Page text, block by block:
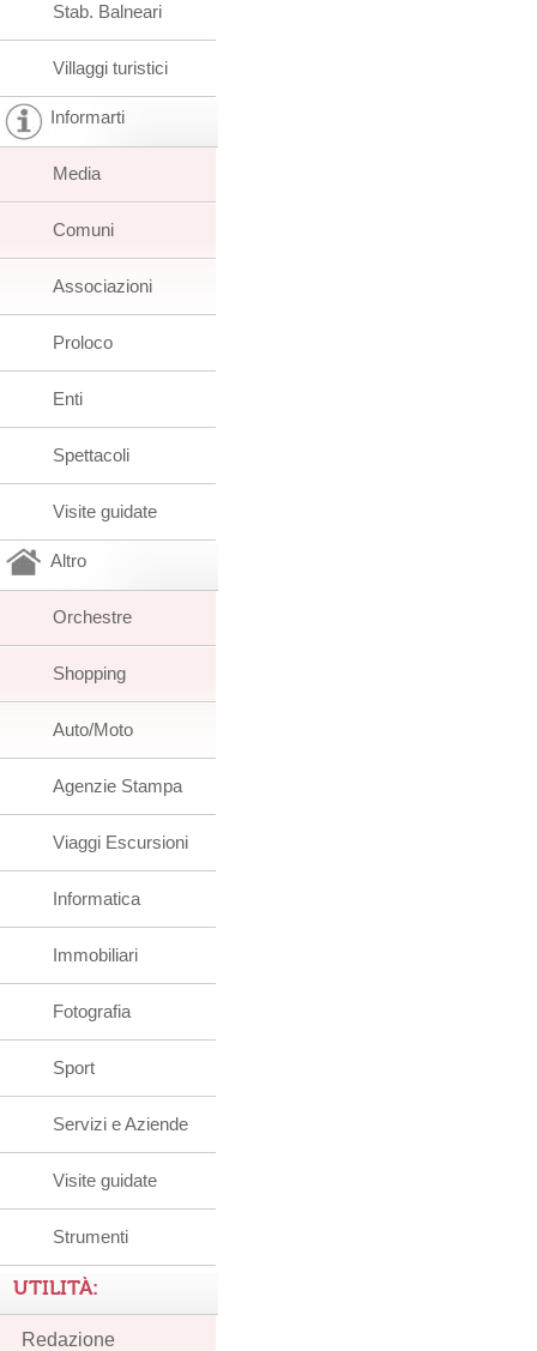
Stab. Balneari
Villaggi turistici
Informarti
Media
Comuni
Associazioni
Proloco
Enti
Spettacoli
Visite guidate
Altro
Orchestre
Shopping
Auto/Moto
Agenzie Stampa
Viaggi Escursioni
Informatica
Immobiliari
Fotografia
Sport
Servizi e Aziende
Visite guidate
Strumenti
UTILITÀ:
Redazione